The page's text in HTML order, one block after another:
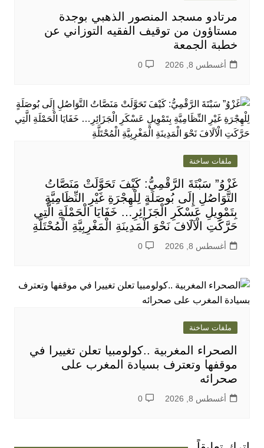
مرتادو مسجد المنصور الذهبي بوجدة
مستاؤون من توقيف الفقيه التوزاني عن
خطبة الجمعة
أغسطس 8, 2026 0
ملفات ساخنة
غَزْوُ” سَبْتَةَ الرَّقْمِيُّ: كَيْفَ تَحَوَّلَتْ مَنَصَّاتُ
التَّوَاصُلِ إِلَى بُوصَلَةٍ لِلْهِجْرَةِ غَيْرِ النِّظَامِيَّةِ
بِتَمْوِيلِ عَسْكَرِ الْجَزَائِرِ… خَفَايَا الْحَمْلَةِ الَّتِي
حَرَّكَتِ الْآلَافَ نَحْوَ الْمَدِينَةِ الْمَغْرِبِيَّةِ الْمُحْتَلَّةِ
أغسطس 8, 2026 0
ملفات ساخنة
الصحراء المغربية ..كولومبيا تعلن تغييرا في
موقفها وتعترف بسيادة المغرب على
صحرائه
أغسطس 8, 2026 0